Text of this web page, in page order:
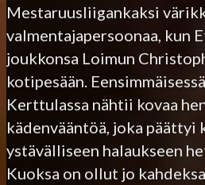
Mestaruusliigankaksi
valmentajapersoonaa, kun
joukkonsa Loimun
kotipesään.
Kerttulassa nähtii kovaa
kädenvääntöä, joka päättyi
ystävälliseen halaukseen
Kuoksa on ollut jo